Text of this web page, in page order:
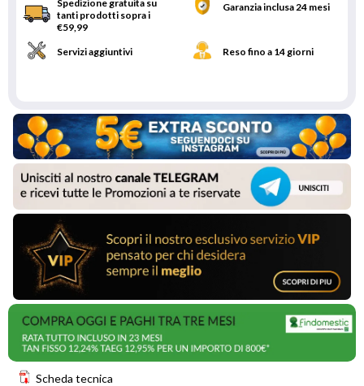
Spedizione gratuita su
tanti prodotti sopra i
€59,99
Garanzia inclusa 24 mesi
Servizi aggiuntivi Reso fino a 14 giorni
Scheda tecnica